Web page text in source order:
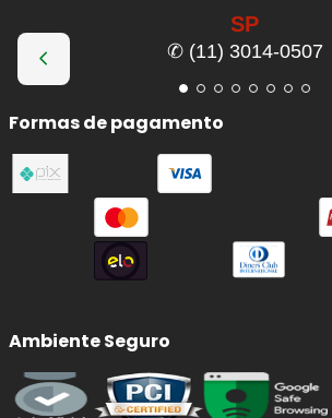
SP
✆ (11) 3014-0507
Formas de pagamento
Ambiente Seguro